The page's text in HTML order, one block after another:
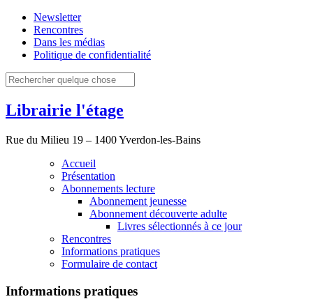
Newsletter
Rencontres
Dans les médias
Politique de confidentialité
Librairie l'étage
Rue du Milieu 19 – 1400 Yverdon-les-Bains
Accueil
Présentation
Abonnements lecture
Abonnement jeunesse
Abonnement découverte adulte
Livres sélectionnés à ce jour
Rencontres
Informations pratiques
Formulaire de contact
Informations pratiques